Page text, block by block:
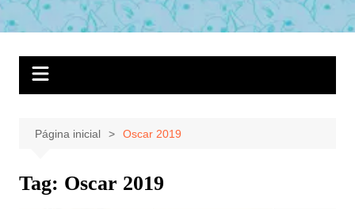
Página inicial Oscar 2019
Tag: Oscar 2019